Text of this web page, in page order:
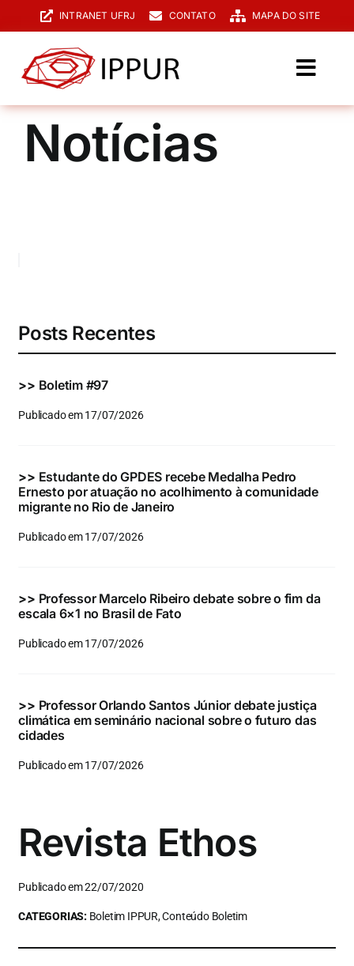
para
conteúdo
INTRANET UFRJ CONTATO MAPA DO SITE
O IPPUR
Graduação
Eventos e Certificados
para:
Notícias
Posts Recentes
>> Boletim #97
Publicado em 17/07/2026
>> Estudante do GPDES recebe Medalha Pedro
Ernesto por atuação no acolhimento à comunidade
migrante no Rio de Janeiro
Publicado em 17/07/2026
>> Professor Marcelo Ribeiro debate sobre o fim da
escala 6×1 no Brasil de Fato
Publicado em 17/07/2026
>> Professor Orlando Santos Júnior debate justiça
climática em seminário nacional sobre o futuro das
cidades
Publicado em 17/07/2026
Revista Ethos
Publicado em 22/07/2020
CATEGORIAS: Boletim IPPUR, Conteúdo Boletim